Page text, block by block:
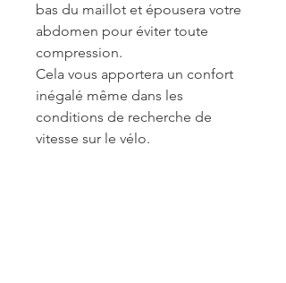
bas du maillot et épousera votre
abdomen pour éviter toute
compression.
Cela vous apportera un confort
inégalé même dans les
conditions de recherche de
vitesse sur le vélo.